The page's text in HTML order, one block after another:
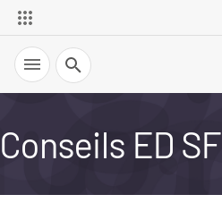
Recherche
Conseils ED SF